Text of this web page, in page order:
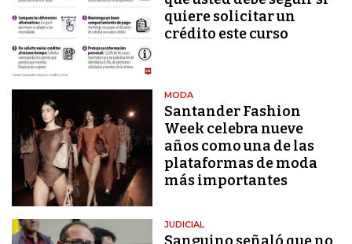
quiere solicitar un
crédito este curso
MODA
Santander Fashion
Week celebra nueve
años como una de las
plataformas de moda
más importantes
JUDICIAL